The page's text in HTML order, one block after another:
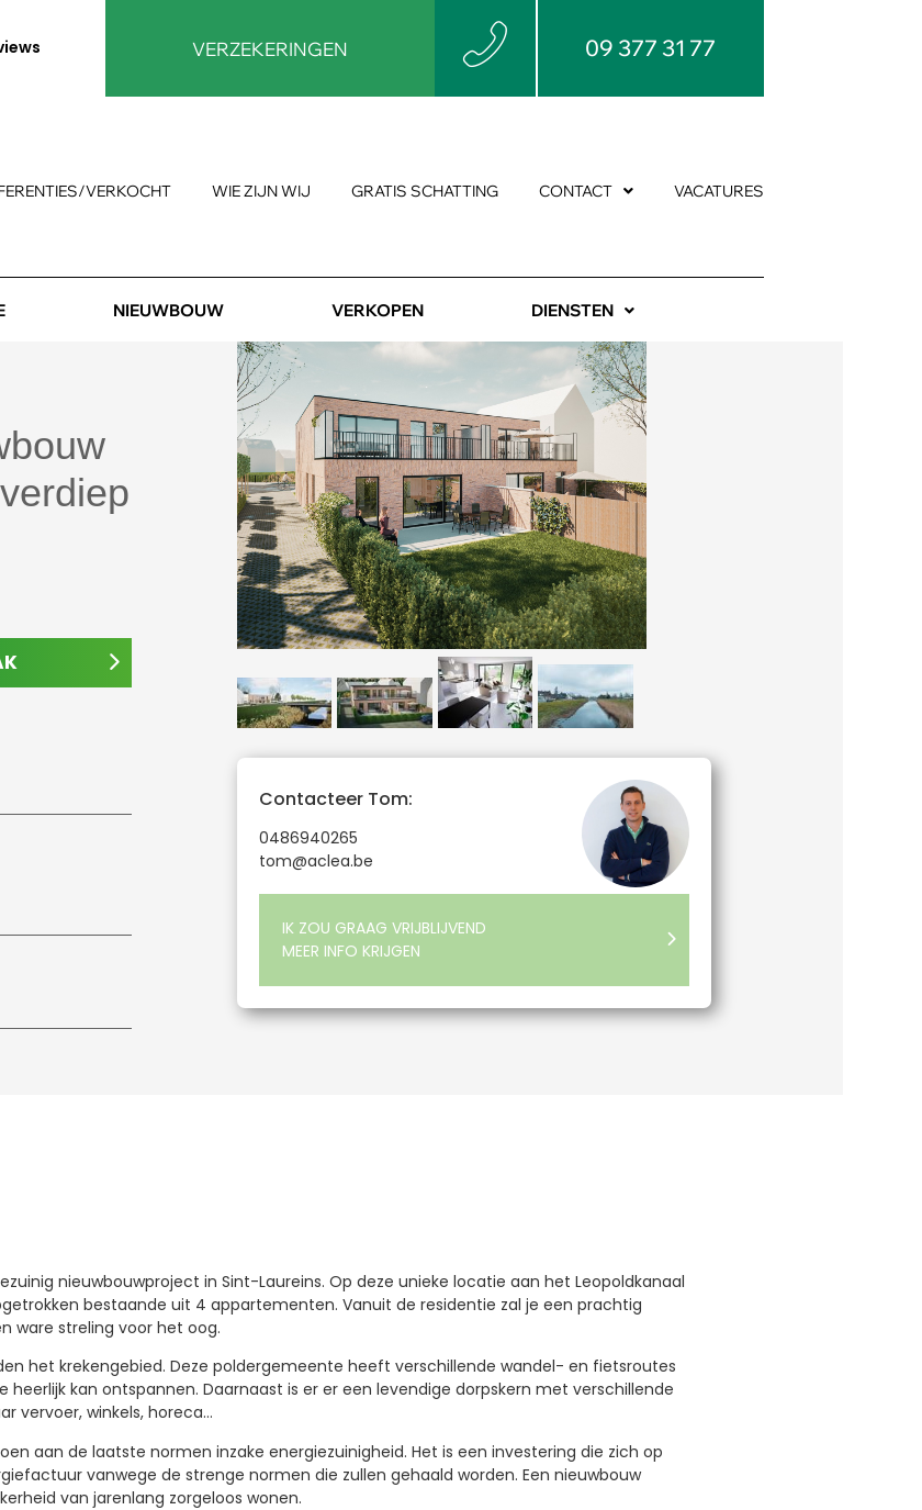
VERZEKERINGEN 09 377 31 77
VERKOCHT WIE ZIJN WIJ GRATIS SCHATTING CONTACT VACATURES
NIEUWBOUW VERKOPEN DIENSTEN
Contacteer Tom:
0486940265
tom@aclea.be
IK ZOU GRAAG VRIJBLIJVEND
MEER INFO KRIJGEN
nieuwbouwproject in Sint-Laureins. Op deze unieke locatie aan het Leopoldkanaal
bestaande uit 4 appartementen. Vanuit de residentie zal je een prachtig
ware streling voor het oog.
het krekengebied. Deze poldergemeente heeft verschillende wandel- en fietsroutes
kan ontspannen. Daarnaast is er er een levendige dorpskern met verschillende
vervoer, winkels, horeca…
aan de laatste normen inzake energiezuinigheid. Het is een investering die zich op
vanwege de strenge normen die zullen gehaald worden. Een nieuwbouw
van jarenlang zorgeloos wonen.